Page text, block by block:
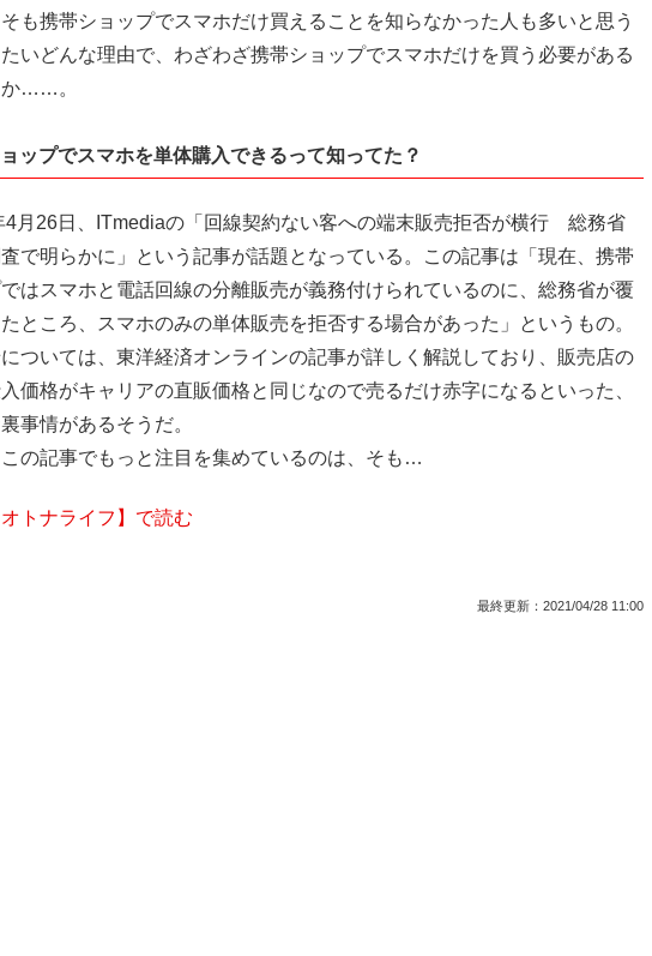
も携帯ショップでスマホだけ買えることを知らなかった人も多いと思う
いどんな理由で、わざわざ携帯ショップでスマホだけを買う必要がある
か……。
ップでスマホを単体購入できるって知ってた？
月26日、ITmediaの「回線契約ない客への端末販売拒否が横行 総務省
で明らかに」という記事が話題となっている。この記事は「現在、携帯
はスマホと電話回線の分離販売が義務付けられているのに、総務省が覆
ところ、スマホのみの単体販売を拒否する場合があった」というもの。
ついては、東洋経済オンラインの記事が詳しく解説しており、販売店の
価格がキャリアの直販価格と同じなので売るだけ赤字になるといった、
事情があるそうだ。
の記事でもっと注目を集めているのは、そも…
トナライフ】で読む
最終更新： 2021/04/28 11:00